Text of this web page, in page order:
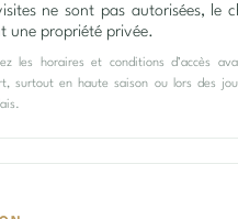
ne sont pas autorisées, le
une propriété privée.
les horaires et conditions d’accès
surtout en haute saison ou lors des